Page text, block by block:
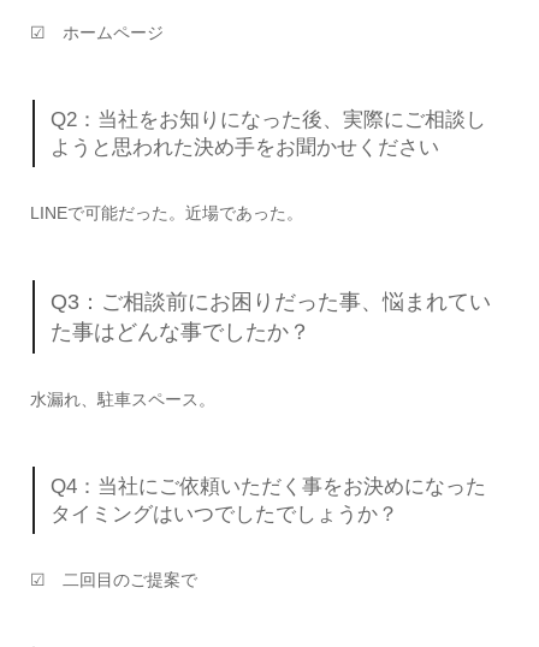
☑ ホームページ
Q2：当社をお知りになった後、実際にご相談し
ようと思われた決め手をお聞かせください
LINEで可能だった。近場であった。
Q3：ご相談前にお困りだった事、悩まれてい
た事はどんな事でしたか？
水漏れ、駐車スペース。
Q4：当社にご依頼いただく事をお決めになった
タイミングはいつでしたでしょうか？
☑ 二回目のご提案で